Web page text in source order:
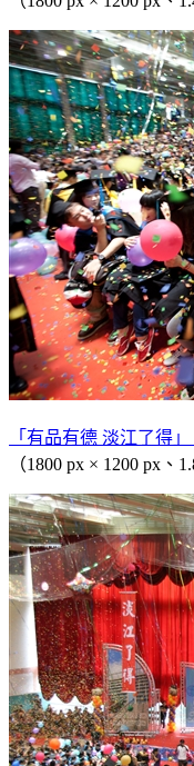
「有品有德 淡江了得
（1800 px × 1200 px、